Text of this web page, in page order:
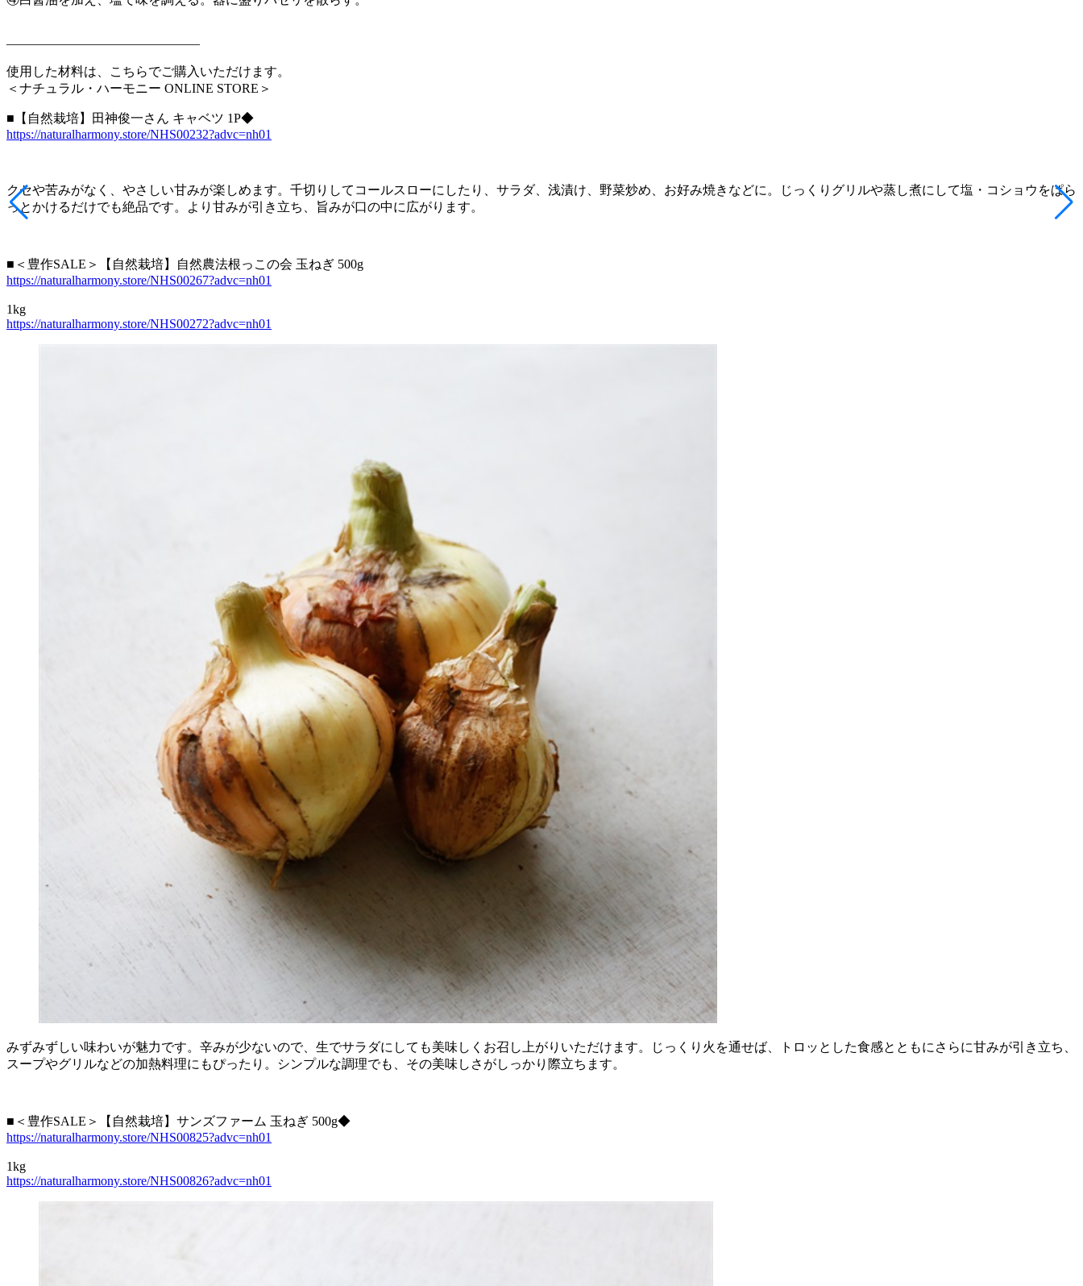
———————————————
使用した材料は、こちらでご購入いただけます。
＜ナチュラル・ハーモニー ONLINE STORE＞
■【自然栽培】田神俊一さん キャベツ 1P◆
https://naturalharmony.store/NHS00232?advc=nh01
クセや苦みがなく、やさしい甘みが楽しめます。千切りしてコールスローにしたり、サラダ、浅漬け、野菜炒め、お好み焼きなどに。じっくりグリルや蒸し煮にして塩・コショウをぱら
っとかけるだけでも絶品です。より甘みが引き立ち、旨みが口の中に広がります。
■＜豊作SALE＞【自然栽培】自然農法根っこの会 玉ねぎ 500g
https://naturalharmony.store/NHS00267?advc=nh01
1kg
https://naturalharmony.store/NHS00272?advc=nh01
みずみずしい味わいが魅力です。辛みが少ないので、生でサラダにしても美味しくお召し上がりいただけます。じっくり火を通せば、トロッとした食感とともにさらに甘みが引き立ち、
スープやグリルなどの加熱料理にもぴったり。シンプルな調理でも、その美味しさがしっかり際立ちます。
■＜豊作SALE＞【自然栽培】サンズファーム 玉ねぎ 500g◆
https://naturalharmony.store/NHS00825?advc=nh01
1kg
https://naturalharmony.store/NHS00826?advc=nh01